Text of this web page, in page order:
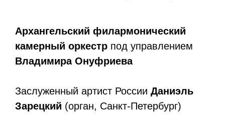
Архангельский филармонический
камерный оркестр под управлением
Владимира Онуфриева
Заслуженный артист России Даниэль
Зарецкий (орган, Санкт-Петербург)